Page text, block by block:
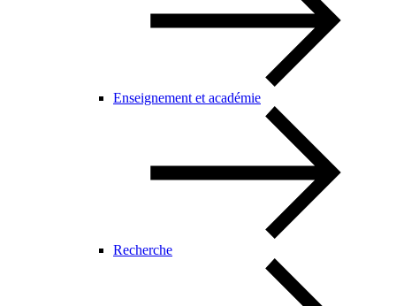
Enseignement et académie
Recherche